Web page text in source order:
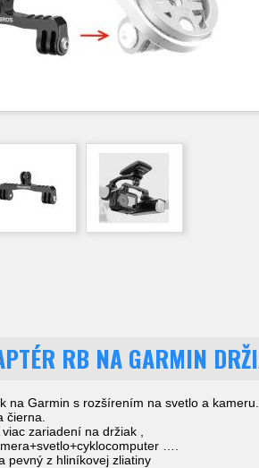
RB NA GARMIN
na Garmin s rozšírením na svetlo a kameru.
čierna.
zariadení na držiak ,
….
pevný z hliníkovej zliatiny